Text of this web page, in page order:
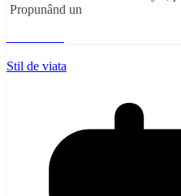
Propunând un
Stil de viata